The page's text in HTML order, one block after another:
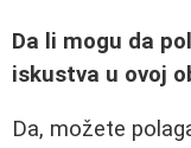
Da li mogu da
iskustva u ovoj
Da, možete